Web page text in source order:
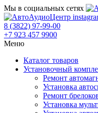
Мы в социальных сетях
8 (3822) 97-99-00
+7 923 457 9900
Меню
Каталог товаров
Установочный
Ремонт
Установка
Ремонт
Установка